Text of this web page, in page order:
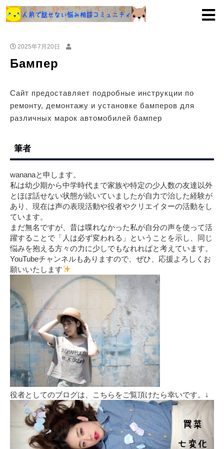
2025年7月20日
Бампер
Сайт предоставляет подробные инструкции по
ремонту, демонтажу и установке бамперов для
различных марок автомобилей бампер
筆者
wananaと申します。
私は幼少期から中学時代まで家族や特定の少人数の友達以外
とほぼ話せない状態が続いていましたが自力で治した経験が
あり、現在は声の表現活動や役者やクリエイターの活動をし
ています。
まだ無名ですが、昔は喋れなかった私が自分の声を使って活
躍することで「人は必ず変われる」ということを示し、同じ
悩みを抱える方々の力に少しでもなれればと考えています。
YouTubeチャンネルもありますので、ぜひ、応援よろしくお
願いいたします
役者としてのブログは、こちらをご覧頂けたら幸いです。↓